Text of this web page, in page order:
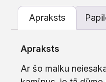
Apraksts
Apraksts
Ar šo malku